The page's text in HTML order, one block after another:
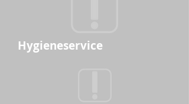
Hygieneservice